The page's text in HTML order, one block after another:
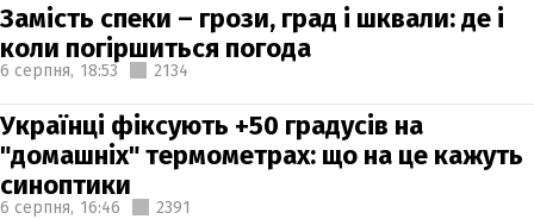
Замість спеки – грози, град і шквали: де і
коли погіршиться погода
6 серпня, 18:53 2134
Українці фіксують +50 градусів на
"домашніх" термометрах: що на це кажуть
синоптики
6 серпня, 16:46 2391